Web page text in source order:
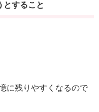
とすること
に残りやすくなるので